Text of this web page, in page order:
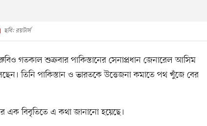
ছবি: রয়টার্স
রুবিও গতকাল শুক্রবার পাকিস্তানের সেনাপ্রধান জেনারেল আসিম
তিনি পাকিস্তান ও ভারতকে উত্তেজনা কমাতে পথ খুঁজে বের
এক বিবৃতিতে এ কথা জানানো হয়েছে।